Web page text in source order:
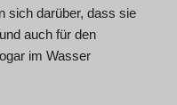
sich darüber, dass sie
auch für den
im Wasser